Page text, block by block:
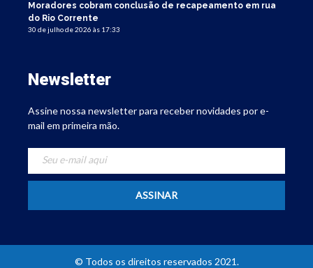
Moradores cobram conclusão de recapeamento em rua
do Rio Corrente
30 de julho de 2026 às 17:33
Newsletter
Assine nossa newsletter para receber novidades por e-
mail em primeira mão.
© Todos os direitos reservados 2021.